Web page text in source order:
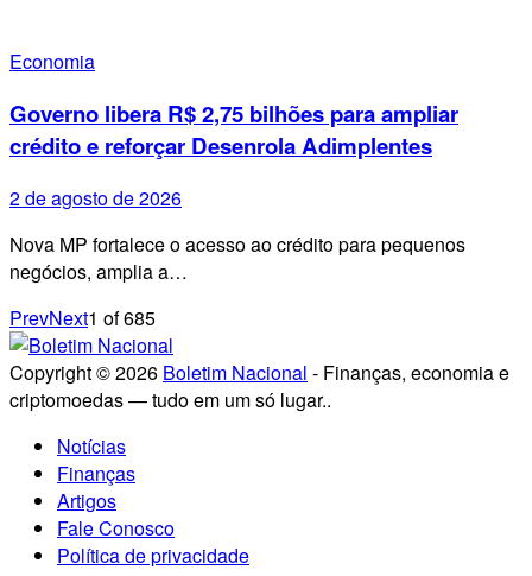
Economia
Governo libera R$ 2,75 bilhões para ampliar
crédito e reforçar Desenrola Adimplentes
2 de agosto de 2026
Nova MP fortalece o acesso ao crédito para pequenos
negócios, amplia a…
PrevNext1 of685
Copyright © 2026 Boletim Nacional - Finanças, economia e
criptomoedas — tudo em um só lugar..
Notícias
Finanças
Artigos
Fale Conosco
Política de privacidade